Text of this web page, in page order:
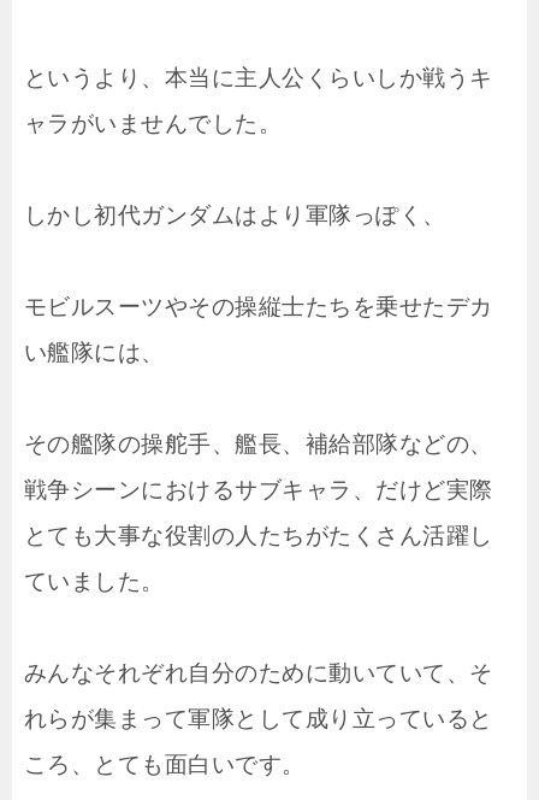
というより、本当に主人公くらいしか戦うキ
ャラがいませんでした。
しかし初代ガンダムはより軍隊っぽく、
モビルスーツやその操縦士たちを乗せたデカ
い艦隊には、
その艦隊の操舵手、艦長、補給部隊などの、
戦争シーンにおけるサブキャラ、だけど実際
とても大事な役割の人たちがたくさん活躍し
ていました。
みんなそれぞれ自分のために動いていて、そ
れらが集まって軍隊として成り立っていると
ころ、とても面白いです。